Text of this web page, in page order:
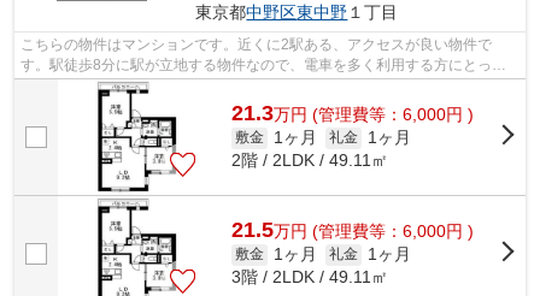
東京都中野区東中野 １丁目
こちらの物件はマンションです。近くに2駅ある、アクセスが良い物件で
す。駅徒歩8分に駅が立地する物件なので、電車を多く利用する方にとって
便利です。総武線東中野周辺の不動産情報...
21.3万円 (管理費等：6,000円 )
敷金 1ヶ月 礼金
1ヶ月
2階 / 2LDK / 49.11㎡
21.5万円 (管理費等：6,000円 )
敷金 1ヶ月 礼金
1ヶ月
3階 / 2LDK / 49.11㎡